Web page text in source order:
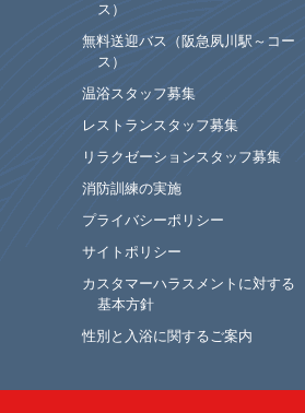
ス）
無料送迎バス（阪急夙川駅～コー
ス）
温浴スタッフ募集
レストランスタッフ募集
リラクゼーションスタッフ募集
消防訓練の実施
プライバシーポリシー
サイトポリシー
カスタマーハラスメントに対する
基本方針
性別と入浴に関するご案内